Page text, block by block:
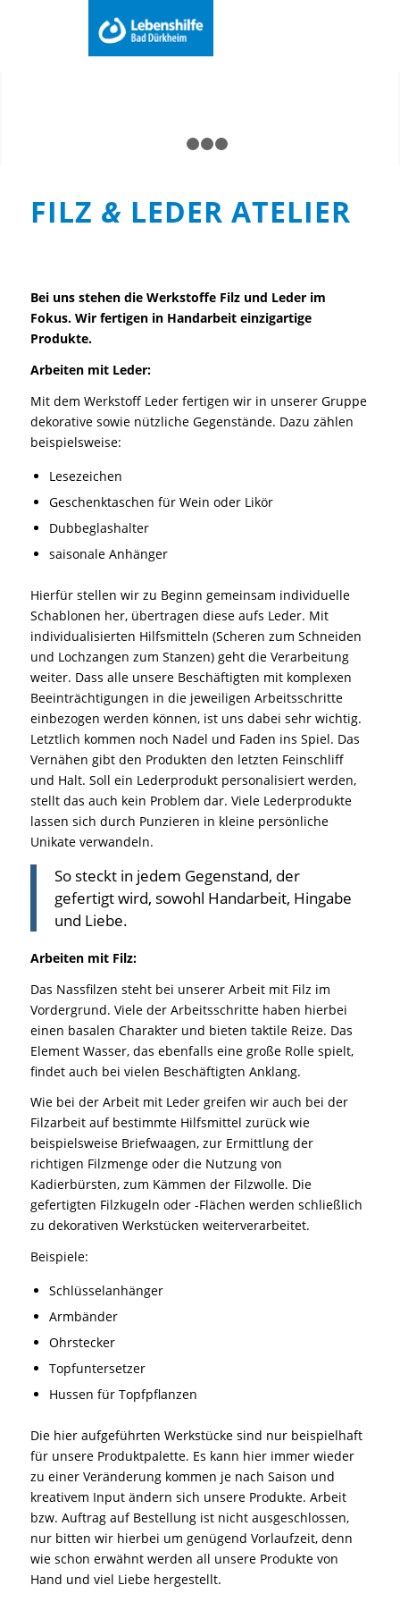
Startseite / Arbeit / Tagesförderstätte
Filz & Leder Atelier
FILZ & LEDER ATELIER
Bei uns stehen die Werkstoffe Filz und Leder im
Fokus. Wir fertigen in Handarbeit einzigartige
Produkte.
Arbeiten mit Leder:
Mit dem Werkstoff Leder fertigen wir in unserer Gruppe
dekorative sowie nützliche Gegenstände. Dazu zählen
beispielsweise:
Lesezeichen
Geschenktaschen für Wein oder Likör
Dubbeglashalter
saisonale Anhänger
Hierfür stellen wir zu Beginn gemeinsam individuelle
Schablonen her, übertragen diese aufs Leder. Mit
individualisierten Hilfsmitteln (Scheren zum Schneiden
und Lochzangen zum Stanzen) geht die Verarbeitung
weiter. Dass alle unsere Beschäftigten mit komplexen
Beeinträchtigungen in die jeweiligen Arbeitsschritte
einbezogen werden können, ist uns dabei sehr wichtig.
Letztlich kommen noch Nadel und Faden ins Spiel. Das
Vernähen gibt den Produkten den letzten Feinschliff
und Halt. Soll ein Lederprodukt personalisiert werden,
stellt das auch kein Problem dar. Viele Lederprodukte
lassen sich durch Punzieren in kleine persönliche
Unikate verwandeln.
So steckt in jedem Gegenstand, der
gefertigt wird, sowohl Handarbeit, Hingabe
und Liebe.
Arbeiten mit Filz:
Das Nassfilzen steht bei unserer Arbeit mit Filz im
Vordergrund. Viele der Arbeitsschritte haben hierbei
einen basalen Charakter und bieten taktile Reize. Das
Element Wasser, das ebenfalls eine große Rolle spielt,
findet auch bei vielen Beschäftigten Anklang.
Wie bei der Arbeit mit Leder greifen wir auch bei der
Filzarbeit auf bestimmte Hilfsmittel zurück wie
beispielsweise Briefwaagen, zur Ermittlung der
richtigen Filzmenge oder die Nutzung von
Kadierbürsten, zum Kämmen der Filzwolle. Die
gefertigten Filzkugeln oder -Flächen werden schließlich
zu dekorativen Werkstücken weiterverarbeitet.
Beispiele:
Schlüsselanhänger
Armbänder
Ohrstecker
Topfuntersetzer
Hussen für Topfpflanzen
Die hier aufgeführten Werkstücke sind nur beispielhaft
für unsere Produktpalette. Es kann hier immer wieder
zu einer Veränderung kommen je nach Saison und
kreativem Input ändern sich unsere Produkte. Arbeit
bzw. Auftrag auf Bestellung ist nicht ausgeschlossen,
nur bitten wir hierbei um genügend Vorlaufzeit, denn
wie schon erwähnt werden all unsere Produkte von
Hand und viel Liebe hergestellt.